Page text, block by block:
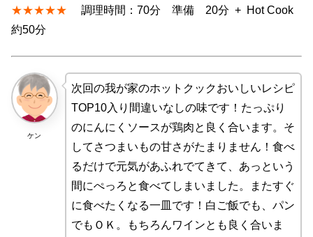
★★★★★ 調理時間：70分 準備 20分 + Hot Cook
約50分
ケン
次回の我が家のホットクックおいしいレシピ
TOP10入り間違いなしの味です！たっぷり
のにんにくソースが鶏肉と良く合います。そ
してさつまいもの甘さがたまりません！食べ
るだけで元気があふれでてきて、あっという
間にぺっろと食べてしまいました。またすぐ
に食べたくなる一皿です！白ご飯でも、パン
でもＯＫ。もちろんワインとも良く合いま